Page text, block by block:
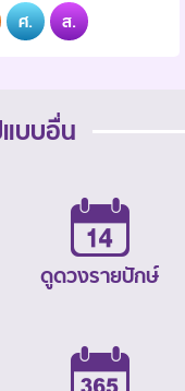
ศ. ส.
บบอื่น
ดูดวงรายปักษ์